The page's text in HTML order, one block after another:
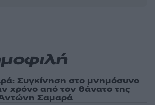
Συγκίνηση στο μνημόσυνο
χρόνο από τον θάνατο της
Σαμαρά